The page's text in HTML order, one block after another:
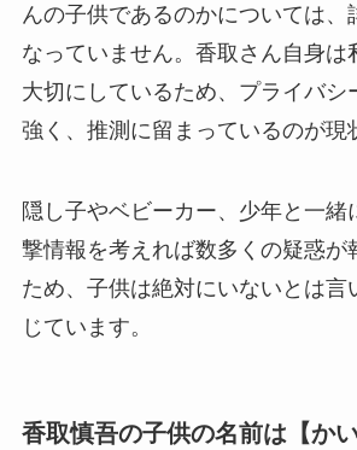
んの子供であるのかについては、
なっていません。香取さん自身は
大切にしているため、プライバシ
強く、推測に留まっているのが現
隠し子やベビーカー、少年と一緒
撃情報を考えれば数多くの疑惑が
ため、子供は絶対にいないとは言
じています。
香取慎吾の子供の名前は【か